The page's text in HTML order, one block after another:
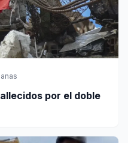
por el doble